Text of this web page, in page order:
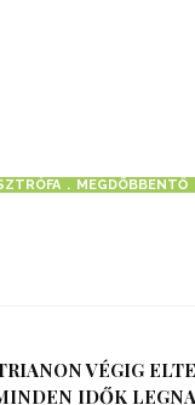
MEGDÖBBENTŐ
VÉGIG
IDŐK